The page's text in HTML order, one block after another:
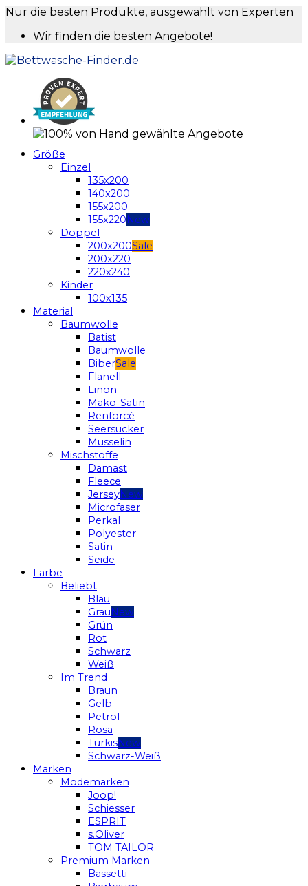
Nur die besten Produkte, ausgewählt von Experten
Wir finden die besten Angebote!
Größe
Einzel
135x200
140x200
155x200
155x220
Doppel
200x200
200x220
220x240
Kinder
100x135
Material
Baumwolle
Batist
Baumwolle
Biber
Flanell
Linon
Mako-Satin
Renforcé
Seersucker
Musselin
Mischstoffe
Damast
Fleece
Jersey
Microfaser
Perkal
Polyester
Satin
Seide
Farbe
Beliebt
Blau
Grau
Grün
Rot
Schwarz
Weiß
Im Trend
Braun
Gelb
Petrol
Rosa
Türkis
Schwarz-Weiß
Marken
Modemarken
Joop!
Schiesser
ESPRIT
s.Oliver
TOM TAILOR
Premium Marken
Bassetti